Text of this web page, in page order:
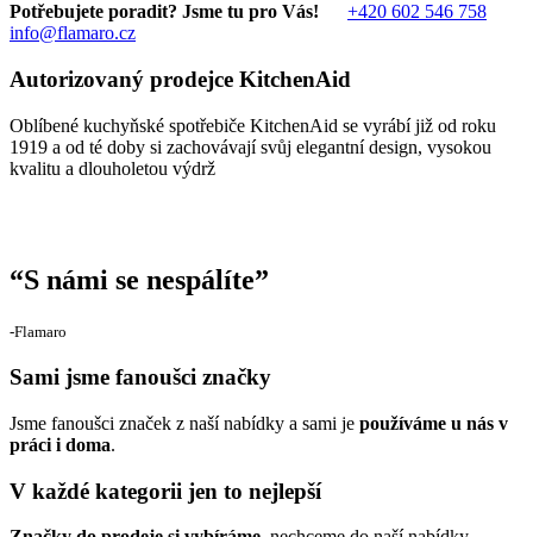
Potřebujete poradit? Jsme tu pro Vás!
+420 602 546 758
info@flamaro.cz
Autorizovaný prodejce KitchenAid
Oblíbené kuchyňské spotřebiče KitchenAid se vyrábí již od roku
1919 a od té doby si zachovávají svůj elegantní design, vysokou
kvalitu a dlouholetou výdrž
“S námi se nespálíte”
‐Flamaro
Sami jsme fanoušci značky
Jsme fanoušci značek z naší nabídky a sami je používáme u nás v
práci i doma.
V každé kategorii jen to nejlepší